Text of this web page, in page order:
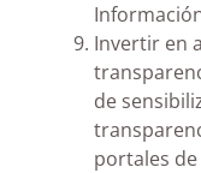
Invertir en
de
portales